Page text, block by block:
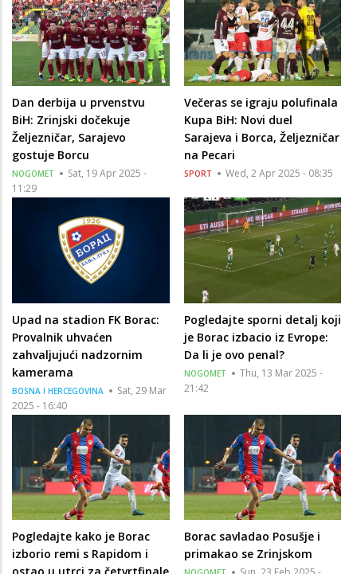
Dan derbija u prvenstvu
BiH: Zrinjski dočekuje
Željezničar, Sarajevo
gostuje Borcu
NOGOMET
Sat, 19 Apr 2025 -
11:29
Večeras se igraju polufinala
Kupa BiH: Novi duel
Sarajeva i Borca, Željezničar
na Pecari
SPORT Wed, 2 Apr 2025 - 08:35
Upad na stadion FK Borac:
Provalnik uhvaćen
zahvaljujući nadzornim
kamerama
BOSNA I HERCEGOVINA
Sat, 29 Mar
2025 - 16:40
Pogledajte sporni detalj koji
je Borac izbacio iz Evrope:
Da li je ovo penal?
NOGOMET
Thu, 13 Mar 2025 -
21:42
Pogledajte kako je Borac
izborio remi s Rapidom i
Borac savladao Posušje i
primakao se Zrinjskom